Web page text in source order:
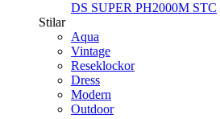
DS SUPER PH2000M STC
Stilar
Aqua
Vintage
Reseklockor
Dress
Modern
Outdoor